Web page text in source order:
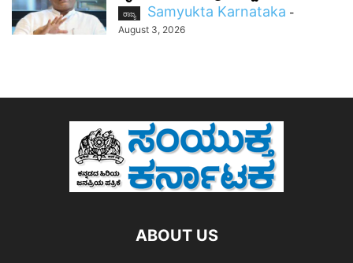
ರಾಜ್ಯ Samyukta Karnataka -
August 3, 2026
ABOUT US